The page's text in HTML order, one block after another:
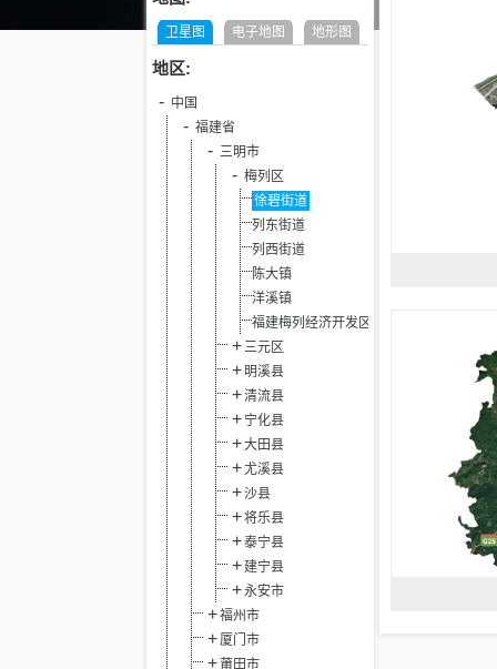
卫星图 电子地图 地形图
地区:
中国
福建省
三明市
梅列区
徐碧街道
列东街道
列西街道
陈大镇
洋溪镇
福建梅列经济开发区
三元区
明溪县
清流县
宁化县
大田县
尤溪县
沙县
将乐县
泰宁县
建宁县
永安市
福州市
厦门市
莆田市